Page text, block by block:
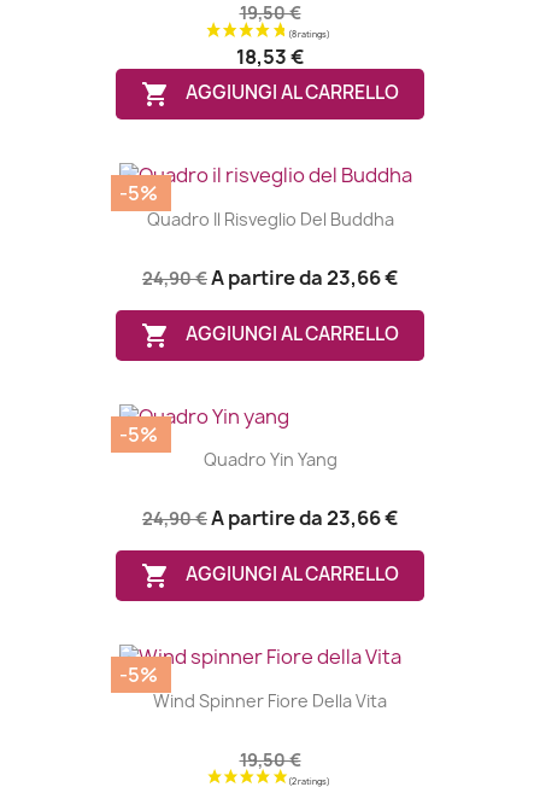
19,50 €
18,53 €
 AGGIUNGI AL CARRELLO
Quadro Il Risveglio Del Buddha
24,90 €A partire da23,66 €
 AGGIUNGI AL CARRELLO
-5%
Quadro Yin Yang
24,90 €A partire da23,66 €
 AGGIUNGI AL CARRELLO
-5%
Wind Spinner Fiore Della Vita
19,50 €
-5%